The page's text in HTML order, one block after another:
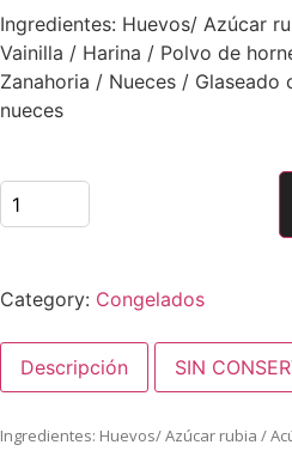
Ingredientes: Huevos/ Azúcar
Vainilla / Harina / Polvo de
Zanahoria / Nueces /
nueces
Category: Congelados
Descripción SIN
Ingredientes: Huevos/ Azúcar rubia /